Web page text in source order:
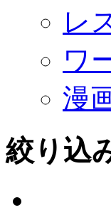
レ
ワ
漫
絞り込